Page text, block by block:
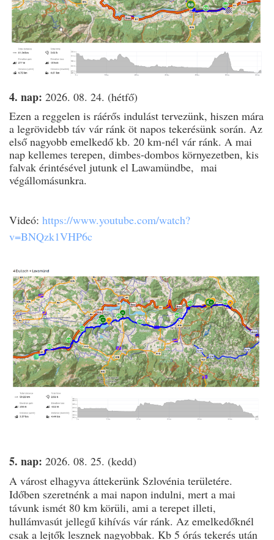
4. nap: 2026. 08. 24. (hétfő)
Ezen a reggelen is ráérős indulást tervezünk, hiszen mára
a legrövidebb táv vár ránk öt napos tekerésünk során. Az
első nagyobb emelkedő kb. 20 km-nél vár ránk. A mai
nap kellemes terepen, dimbes-dombos környezetben, kis
falvak érintésével jutunk el Lawamündbe, mai
végállomásunkra.
Videó: https://www.youtube.com/watch?
v=BNQzk1VHP6c
5. nap: 2026. 08. 25. (kedd)
A várost elhagyva áttekerünk Szlovénia területére.
Időben szeretnénk a mai napon indulni, mert a mai
távunk ismét 80 km körüli, ami a terepet illeti,
hullámvasút jellegű kihívás vár ránk. Az emelkedőknél
csak a lejtők lesznek nagyobbak. Kb 5 órás tekerés után